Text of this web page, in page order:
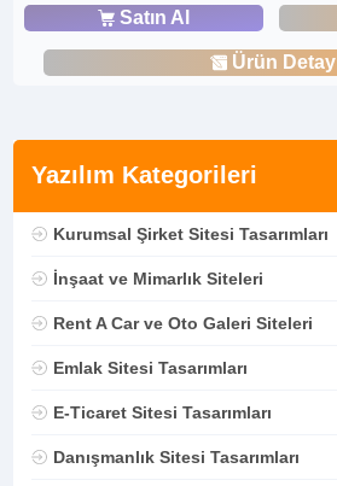
Yazılım Kategorileri
Kurumsal Şirket Sitesi Tasarımları
İnşaat ve Mimarlık Siteleri
Rent A Car ve Oto Galeri Siteleri
Emlak Sitesi Tasarımları
E-Ticaret Sitesi Tasarımları
Danışmanlık Sitesi Tasarımları
Satın Al
Ürün Detay